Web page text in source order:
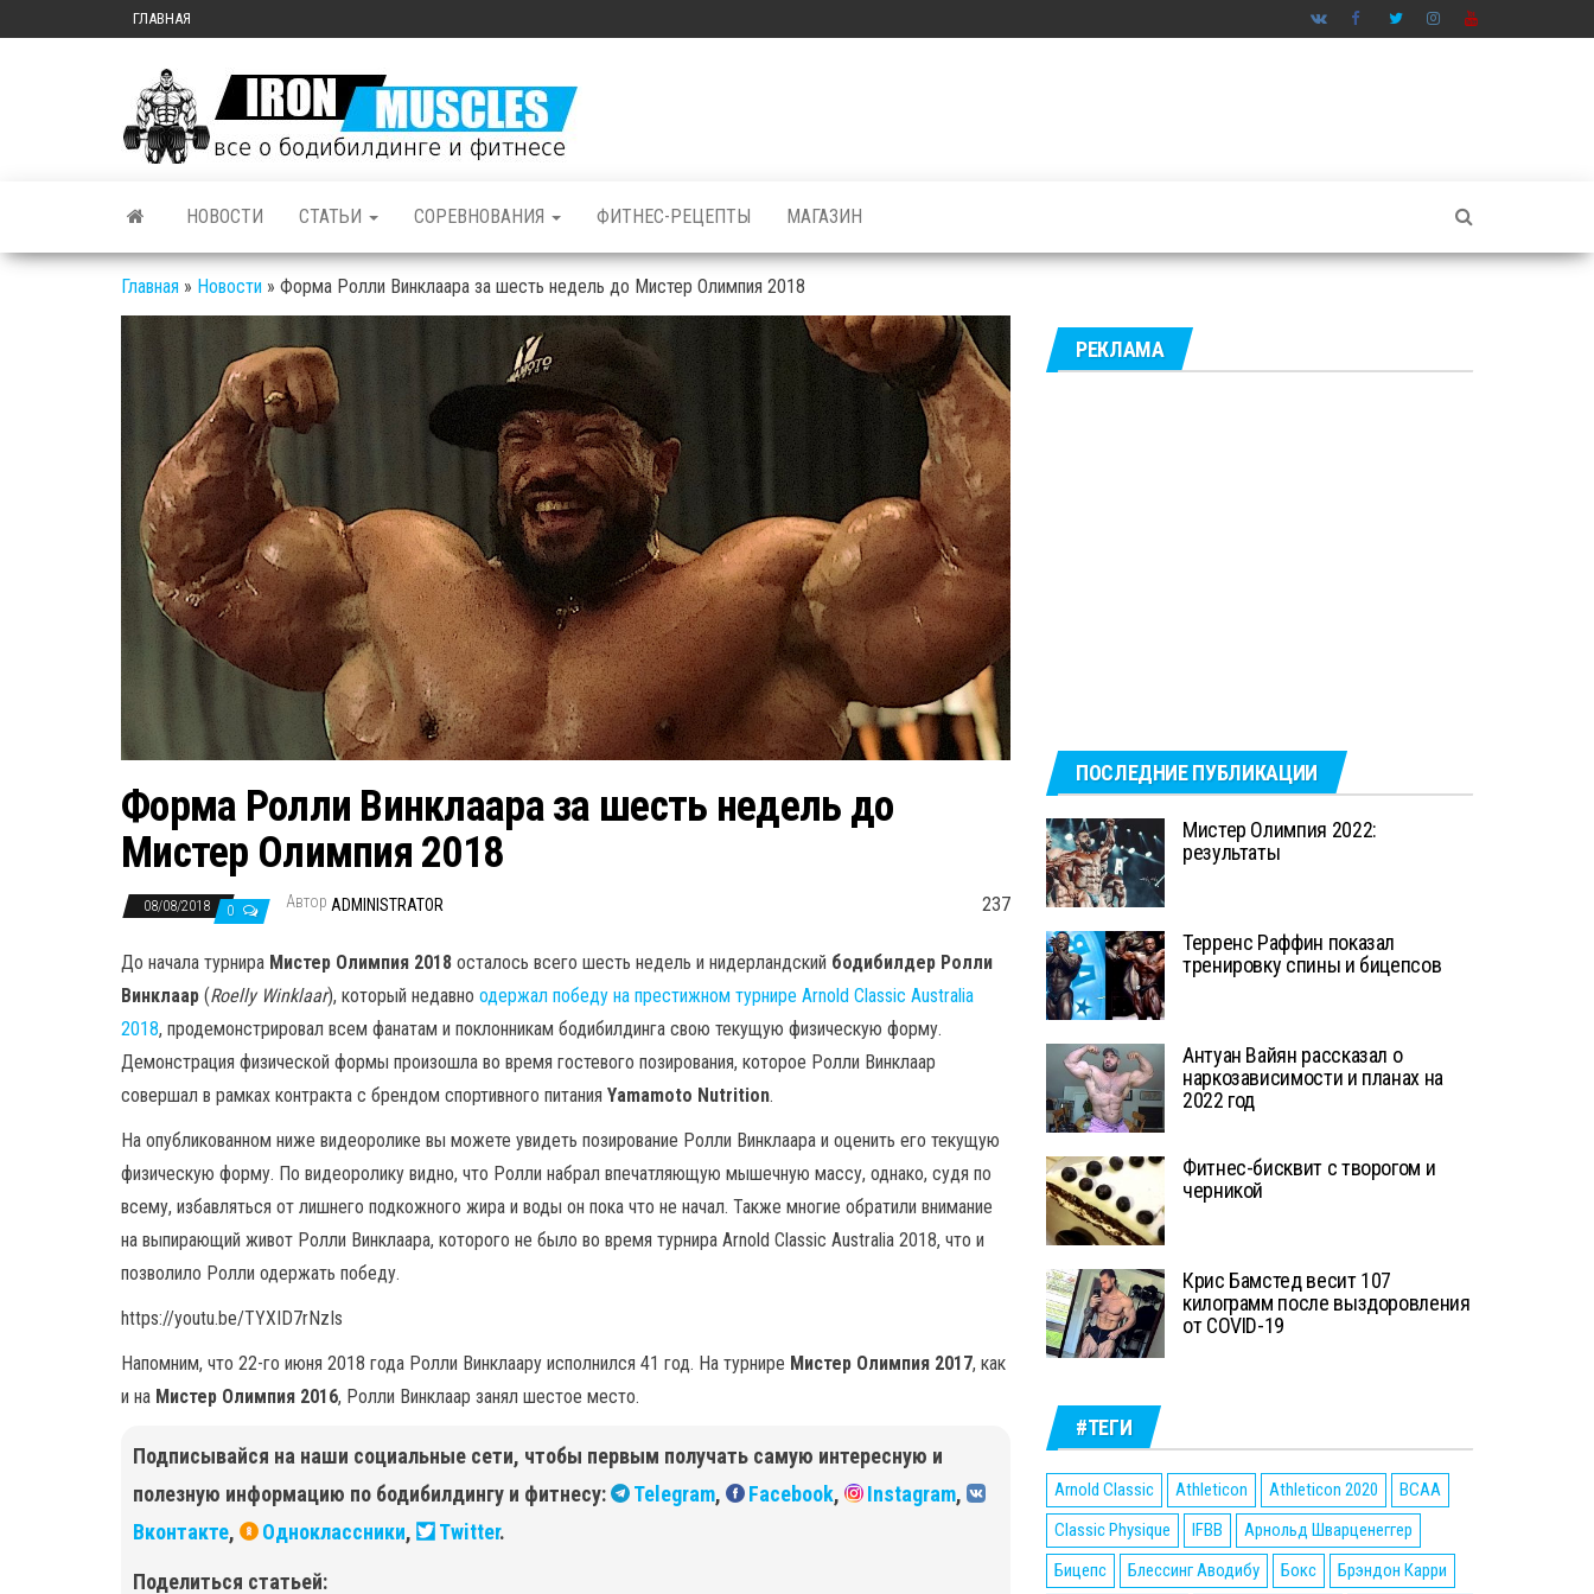
ГЛАВНАЯ
и фитнесе
НОВОСТИ СТАТЬИ СОРЕВНОВАНИЯ ФИТНЕС-РЕЦЕПТЫ МАГАЗИН
Главная » Новости » Форма Ролли Винклаара за шесть недель до Мистер Олимпия 2018
Форма Ролли Винклаара за шесть недель до
Мистер Олимпия 2018
08/08/2018 0 Автор ADMINISTRATOR 237
До начала турнира Мистер Олимпия 2018 осталось всего шесть недель и нидерландский бодибилдер Ролли
Винклаар (Roelly Winklaar), который недавно одержал победу на престижном турнире Arnold Classic Australia
2018, продемонстрировал всем фанатам и поклонникам бодибилдинга свою текущую физическую форму.
Демонстрация физической формы произошла во время гостевого позирования, которое Ролли Винклаар
совершал в рамках контракта с брендом спортивного питания Yamamoto Nutrition.
На опубликованном ниже видеоролике вы можете увидеть позирование Ролли Винклаара и оценить его текущую
физическую форму. По видеоролику видно, что Ролли набрал впечатляющую мышечную массу, однако, судя по
всему, избавляться от лишнего подкожного жира и воды он пока что не начал. Также многие обратили внимание
на выпирающий живот Ролли Винклаара, которого не было во время турнира Arnold Classic Australia 2018, что и
позволило Ролли одержать победу.
https://youtu.be/TYXID7rNzIs
Напомним, что 22-го июня 2018 года Ролли Винклаару исполнился 41 год. На турнире Мистер Олимпия 2017, как
и на Мистер Олимпия 2016, Ролли Винклаар занял шестое место.
Подписывайся на наши социальные сети, чтобы первым получать самую интересную и
полезную информацию по бодибилдингу и фитнесу:
Telegram, Facebook, Instagram,
Вконтакте, Одноклассники, Twitter.
Поделиться статьей:
РЕКЛАМА
ПОСЛЕДНИЕ ПУБЛИКАЦИИ
Мистер Олимпия 2022:
результаты
Терренс Раффин показал
тренировку спины и бицепсов
Антуан Вайян рассказал о
наркозависимости и планах на
2022 год
Фитнес-бисквит с творогом и
черникой
Крис Бамстед весит 107
килограмм после выздоровления
от COVID-19
#ТЕГИ
Arnold Classic Athleticon Athleticon 2020
BCAA
Classic Physique
IFBB
Арнольд Шварценеггер
Бицепс
Блессинг Аводибу Бокс
Брэндон Карри